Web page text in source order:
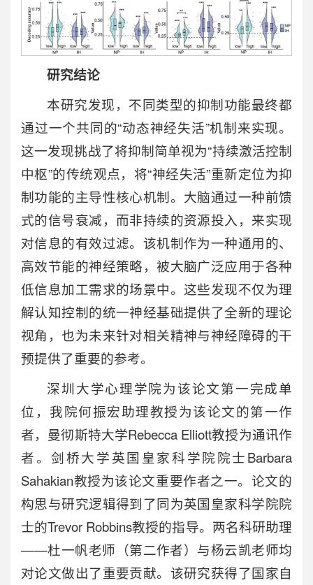
研究结论
本研究发现，不同类型的抑制功能最终都
通过一个共同的“动态神经失活”机制来实现。
这一发现挑战了将抑制简单视为“持续激活控制
中枢”的传统观点，将“神经失活”重新定位为抑
制功能的主导性核心机制。大脑通过一种前馈
式的信号衰减，而非持续的资源投入，来实现
对信息的有效过滤。该机制作为一种通用的、
高效节能的神经策略，被大脑广泛应用于各种
低信息加工需求的场景中。这些发现不仅为理
解认知控制的统一神经基础提供了全新的理论
视角，也为未来针对相关精神与神经障碍的干
预提供了重要的参考。
深圳大学心理学院为该论文第一完成单
位，我院何振宏助理教授为该论文的第一作
者，曼彻斯特大学Rebecca Elliott教授为通讯作
者。剑桥大学英国皇家科学院院士Barbara
Sahakian教授为该论文重要作者之一。论文的
构思与研究逻辑得到了同为英国皇家科学院院
士的Trevor Robbins教授的指导。两名科研助理
——杜一帆老师（第二作者）与杨云凯老师均
对论文做出了重要贡献。该研究获得了国家自